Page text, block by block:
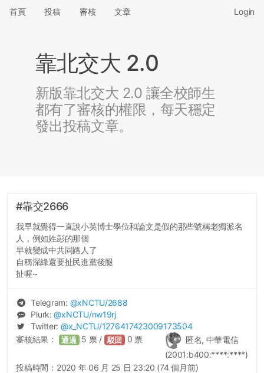
首頁 投稿 審核 文章 Login
靠北交大 2.0
新版靠北交大 2.0 讓全校師生
都有了審核的權限，每天穩定
發出投稿文章。
#靠交2666
我早就覺得一直說小英博士學位和論文是假的那些號稱老獨派名
人，例如姓彭的那個
早就變成中共同路人了
自稱深綠還要扯民進黨後腿
扯喔~
Telegram: @xNCTU/2688
Plurk:@xNCTU/nw19rj
Twitter: @x_NCTU/1276417423009173504
匿名, 中華電信
(2001:b400:****:****)
審核結果： 通過 5 票 / 駁回 0 票
投稿時間： 2020 年 06 月 25 日 23:20 (74 個月前)